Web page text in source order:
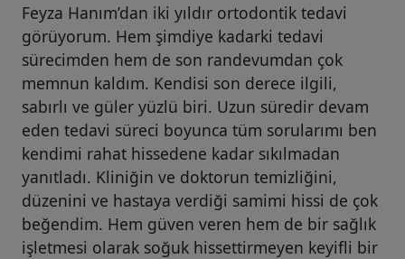
Feyza Hanım’dan iki yıldır ortodontik tedavi
görüyorum. Hem şimdiye kadarki tedavi
sürecimden hem de son randevumdan çok
memnun kaldım. Kendisi son derece ilgili,
sabırlı ve güler yüzlü biri. Uzun süredir devam
eden tedavi süreci boyunca tüm sorularımı ben
kendimi rahat hissedene kadar sıkılmadan
yanıtladı. Kliniğin ve doktorun temizliğini,
düzenini ve hastaya verdiği samimi hissi de çok
beğendim. Hem güven veren hem de bir sağlık
işletmesi olarak soğuk hissettirmeyen keyifli bir